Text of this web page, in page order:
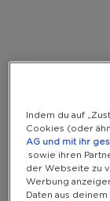
NACH PUNKTEN
Indem du auf
Cookies (oder
AG und mit ihr
sowie ihren
der Webseite zu
Werbung
Daten aus